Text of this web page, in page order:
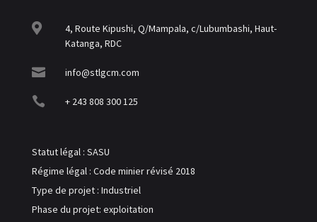

4, Route Kipushi, Q/Mampala, c/Lubumbashi, Haut-
Katanga, RDC
 info@stlgcm.com
 + 243 808 300 125
Statut légal : SASU
Régime légal : Code minier révisé 2018
Type de projet : Industriel
Phase du projet: exploitation